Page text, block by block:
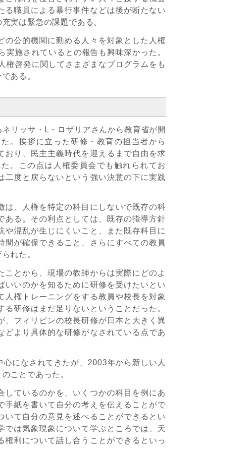
る職員による暴行事件などは後が断たない
実は緊急の課題である。
公的機関に勤める人々を対象とした人権
施されているとの報告も興味深かった。
権啓発に関してさまざまなプログラムをも
ある。
リッサ・L・ロザリアさんから教育省が開
。挨拶に立った研修・教育の担当者から
おり、民主主義時代を迎えるまで自由を求
。この点は人権委員会でも触れられてお
二度と戻らないという強い決意の下に実践
、人権を特定の科目にしないで既存の科
ある。その利点としては、既存の指導方針
混乱が生じにくいこと、また既存科目に
が確保できること、さらにすべての教員
れた。
とから、現場の教師からは実際にどのよ
いいのかを知るために研修を受けたいとい
権トレーニングをする教員や校長を対象
研修はまだ足りないということだった。
フィリピンの校長研修が日本と大きく異
より具体的な研修がなされている点であ
になされてきたが、2003年から新しい人
ことであった。
ているのかを、いくつかの科目を例にあ
手紙を書いて自分の考えを伝えることがで
いて自分の意見を述べることができるとい
では気象現象について学ぶところでは、天
利について話し合うことができるといっ